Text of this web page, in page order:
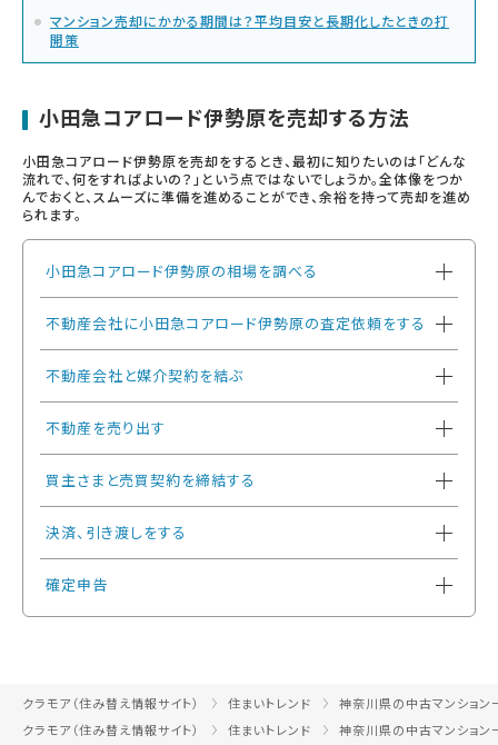
マンション売却にかかる期間は？平均目安と長期化したときの打
開策
小田急コアロード伊勢原を売却する方法
小田急コアロード伊勢原を売却をするとき、最初に知りたいのは「どんな
流れで、何をすればよいの？」という点ではないでしょうか。全体像をつか
んでおくと、スムーズに準備を進めることができ、余裕を持って売却を進め
られます。
小田急コアロード伊勢原の相場を調べる
不動産会社に小田急コアロード伊勢原の査定依頼をする
不動産会社と媒介契約を結ぶ
不動産を売り出す
買主さまと売買契約を締結する
決済、引き渡しをする
確定申告
クラモア（住み替え情報サイト） 住まいトレンド
神奈川県の中古マンション
クラモア（住み替え情報サイト）
住まいトレンド
神奈川県の中古マンション